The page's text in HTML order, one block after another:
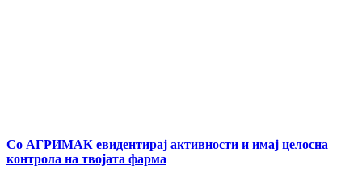
Со АГРИМАК евидентирај активности и имај целосна
контрола на твојата фарма